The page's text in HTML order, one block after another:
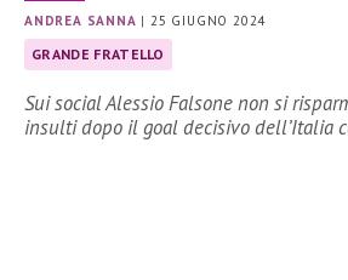
ANDREA SANNA |25 GIUGNO 2024
GRANDE FRATELLO
Sui social Alessio Falsone non si
insulti dopo il goal decisivo dell’Italia